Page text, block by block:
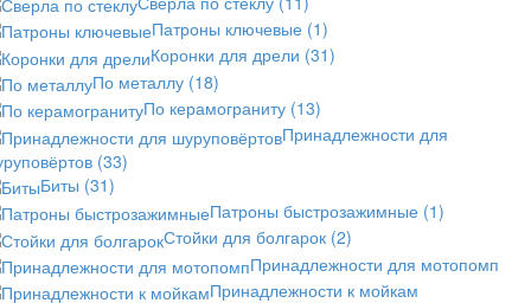
Патроны ключевые (1)
Коронки для дрели (31)
По металлу (18)
По керамограниту (13)
Принадлежности для
(33)
Биты (31)
Патроны быстрозажимные (1)
Стойки для болгарок (2)
Принадлежности для мотопомп
Принадлежности к мойкам